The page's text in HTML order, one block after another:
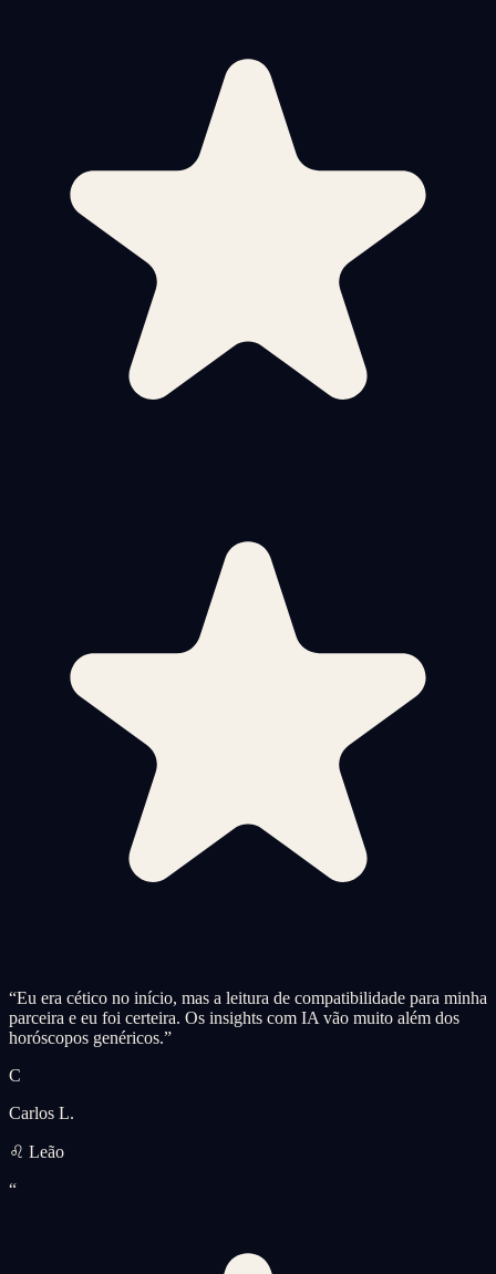
“Eu era cético no início, mas a leitura de compatibilidade para minha
parceira e eu foi certeira. Os insights com IA vão muito além dos
horóscopos genéricos.”
C
Carlos L.
♌ Leão
“